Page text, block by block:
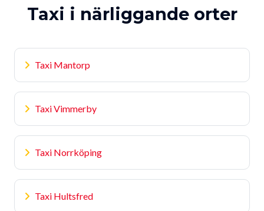
Taxi i närliggande orter
Taxi Mantorp
Taxi Vimmerby
Taxi Norrköping
Taxi Hultsfred